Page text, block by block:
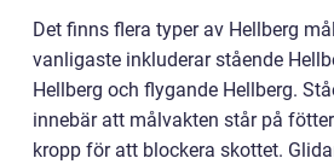
Det finns flera typer av Hellberg
vanligaste inkluderar stående
Hellberg och flygande Hellberg.
innebär att målvakten står på
kropp för att blockera skottet.